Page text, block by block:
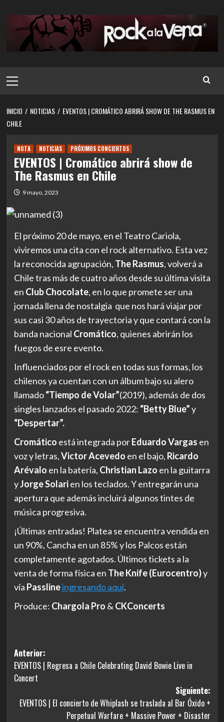
contenido
principal
INICIO NOTICIAS
EVENTOS | CROMÁTICO ABRIRÁ SHOW DE THE RASMUS EN
CHILE
NOTA NOTICIAS PRÓXIMOS CONCIERTOS
EVENTOS | Cromático abrirá show de
The Rasmus en Chile
9 mayo, 2023
El próximo 20 de mayo, en el Teatro Cariola,
viviremos una cita con el rock alternativo. Esta vez
la reconocida agrupación, The Rasmus, volverá a
Chile tras más de cuatro años desde su última visita
en Club Chocolate, en lo que promete ser una
jornada llena de nostalgia que nos hará viajar por
sus casi 30 años de trayectoria y que contará con la
banda nacional Cromático, quienes abrirán los
fuegos de esre evento.
Influenciados por el rock en todas sus formas, los
chilenos ya cuentan con un álbum bajo su alero
llamado“Tiempo de Volar”(2019), además de dos
singles lanzados el pasado 2022: “Betty Blue”y
“Despertar”.
Cromático está integrada porEduardo Vargas en
voz y letras,Victor Acevedo en el bajo, Ricardo
Arévalo en la batería, Christian Lazo en la guitarra
yJorge Solarien los teclados. Y entregarán una
apertura que además incluirá algunos tintes de
música progresiva.
¡Últimas entradas! Platea se encuentra vendida en
un 90%, Cancha en un 85% y los Palcos están
completamente agotados. Últimos tickets a la
venta de forma física en The Knife (Eurocentro)y
vía Passlineingresando aquí.
Produce: Chargola Pro & CKConcerts
Navegación
de
entradas
Anterior:
EVENTOS | Regresa a Chile Celebrating David Bowie Live in
Concert
Siguiente:
EVENTOS | El concierto de Whiplash se traslada al Bar Óxido +
Perpetual Warfare + Massive Power + Disaster